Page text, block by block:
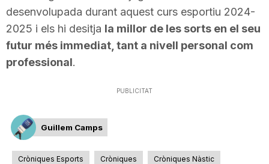
desenvolupada durant aquest curs esportiu 2024-
2025 i els hi desitja la millor de les sorts en el seu
futur més immediat, tant a nivell personal com
professional.
PUBLICITAT
Guillem Camps
Cròniques Esports Cròniques Cròniques Nàstic